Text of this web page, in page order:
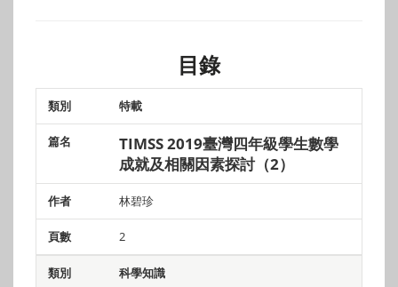
目錄
類別 作者
特載
TIMSS 2019臺灣四年級學生數學
成就及相關因素探討（2）
林碧珍
2
科學知識